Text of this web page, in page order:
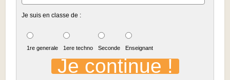
Je suis en classe de :
1re generale 1ere techno Seconde Enseignant